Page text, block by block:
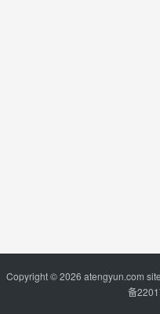
Copyright © 2026 atengyun.com
备